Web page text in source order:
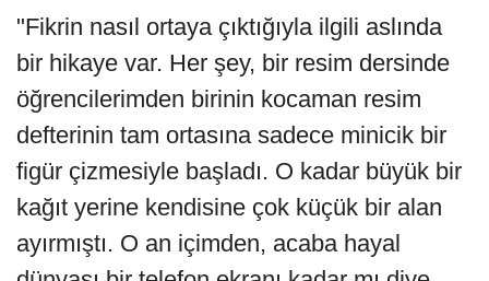
"Fikrin nasıl ortaya çıktığıyla ilgili aslında
bir hikaye var. Her şey, bir resim dersinde
öğrencilerimden birinin kocaman resim
defterinin tam ortasına sadece minicik bir
figür çizmesiyle başladı. O kadar büyük bir
kağıt yerine kendisine çok küçük bir alan
ayırmıştı. O an içimden, acaba hayal